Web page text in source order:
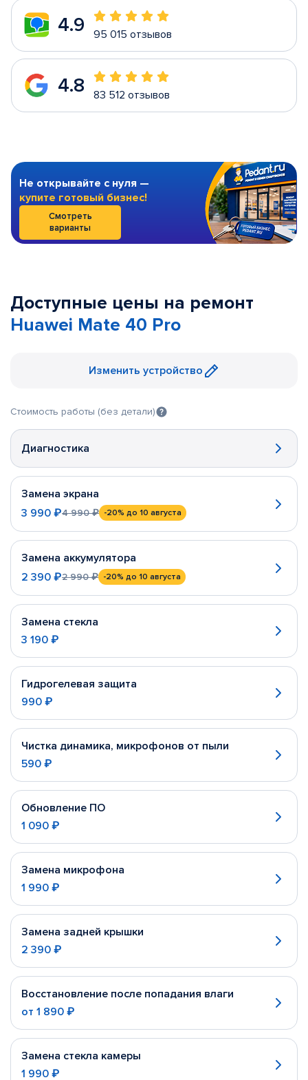
4.9 95 015 отзывов
4.8 83 512 отзывов
Не открывайте с нуля —
купите готовый бизнес!
Смотреть
варианты
Доступные цены на ремонт
Huawei Mate 40 Pro
Изменить устройство
Стоимость работы (без детали)
Диагностика
Замена экрана
3 990 ₽4 990 ₽ -20% до 10 августа
Замена аккумулятора
2 390 ₽2 990 ₽ -20% до 10 августа
Замена стекла
3 190 ₽
Гидрогелевая защита
990 ₽
Чистка динамика, микрофонов от пыли
590 ₽
Обновление ПО
1 090 ₽
Замена микрофона
1 990 ₽
Замена задней крышки
2 390 ₽
Восстановление после попадания влаги
от 1 890 ₽
Замена стекла камеры
1 990 ₽